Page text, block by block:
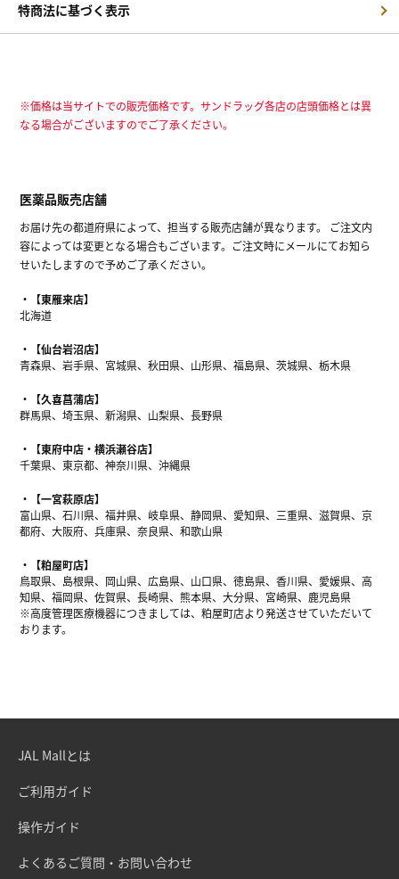
特商法に基づく表示
※価格は当サイトでの販売価格です。サンドラッグ各店の店頭価格とは異
なる場合がございますのでご了承ください。
医薬品販売店舗
お届け先の都道府県によって、担当する販売店舗が異なります。 ご注文内
容によっては変更となる場合もございます。ご注文時にメールにてお知ら
せいたしますので予めご了承ください。
【東雁来店】
北海道
【仙台岩沼店】
青森県、岩手県、宮城県、秋田県、山形県、福島県、茨城県、栃木県
【久喜菖蒲店】
群馬県、埼玉県、新潟県、山梨県、長野県
【東府中店・横浜瀬谷店】
千葉県、東京都、神奈川県、沖縄県
【一宮萩原店】
富山県、石川県、福井県、岐阜県、静岡県、愛知県、三重県、滋賀県、京
都府、大阪府、兵庫県、奈良県、和歌山県
【粕屋町店】
鳥取県、島根県、岡山県、広島県、山口県、徳島県、香川県、愛媛県、高
知県、福岡県、佐賀県、長崎県、熊本県、大分県、宮崎県、鹿児島県
※高度管理医療機器につきましては、粕屋町店より発送させていただいて
おります。
JAL Mallとは
ご利用ガイド
操作ガイド
よくあるご質問・お問い合わせ